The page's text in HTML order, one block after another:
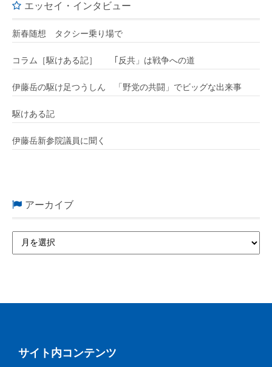
エッセイ・インタビュー
新春随想 タクシー乗り場で
コラム［駆けある記］ ｢反共」は戦争への道
伊藤岳の駆け足つうしん 「野党の共闘」でビッグな出来事
駆けある記
伊藤岳新参院議員に聞く
アーカイブ
サイト内コンテンツ